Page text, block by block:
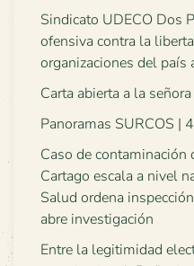
Sindicato UDECO Dos
ofensiva contra la
organizaciones del país
Carta abierta a la
Panoramas SURCOS |
Caso de
Cartago escala a nivel
Salud ordena
abre investigación
Entre la legitimidad